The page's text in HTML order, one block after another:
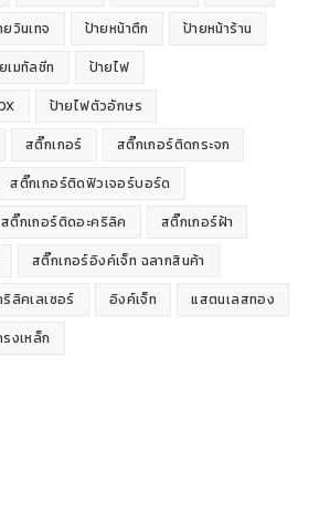
ยวินเทจ ป้ายหน้าตึก
ป้ายหน้าร้าน
เมทัลชีท
ป้ายไฟ
ป้ายไฟตัวอักษร
สติ๊กเกอร์
สติ๊กเกอร์ติดกระจก
สติ๊กเกอร์ติดฟิวเจอร์บอร์ด
สติ๊กเกอร์ติดอะคริลิค
สติ๊กเกอร์ฝ้า
สติ๊กเกอร์อิงค์เจ็ท ฉลากสินค้า
ริลิคเลเซอร์ อิงค์เจ็ท
แสตนเลสทอง
งเหล็ก